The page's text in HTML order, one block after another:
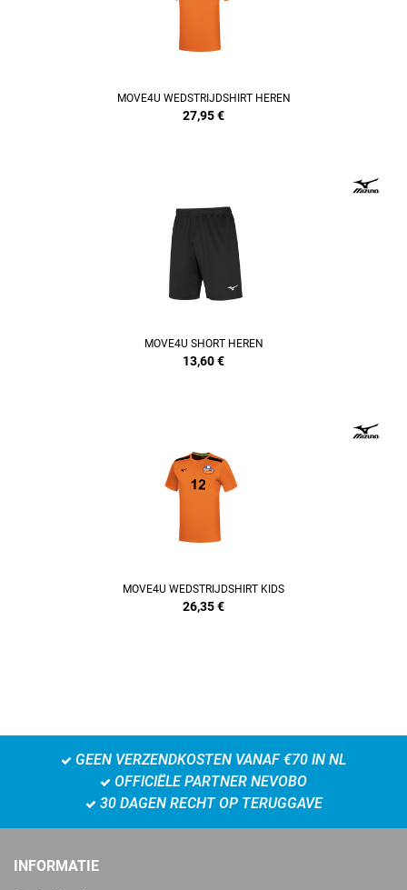
MOVE4U WEDSTRIJDSHIRT HEREN
27,95€
MOVE4U SHORT HEREN
13,60€
MOVE4U WEDSTRIJDSHIRT KIDS
26,35€
GEEN VERZENDKOSTEN VANAF €70 IN NL
OFFICIËLE PARTNER NEVOBO
30 DAGEN RECHT OP TERUGGAVE
INFORMATIE